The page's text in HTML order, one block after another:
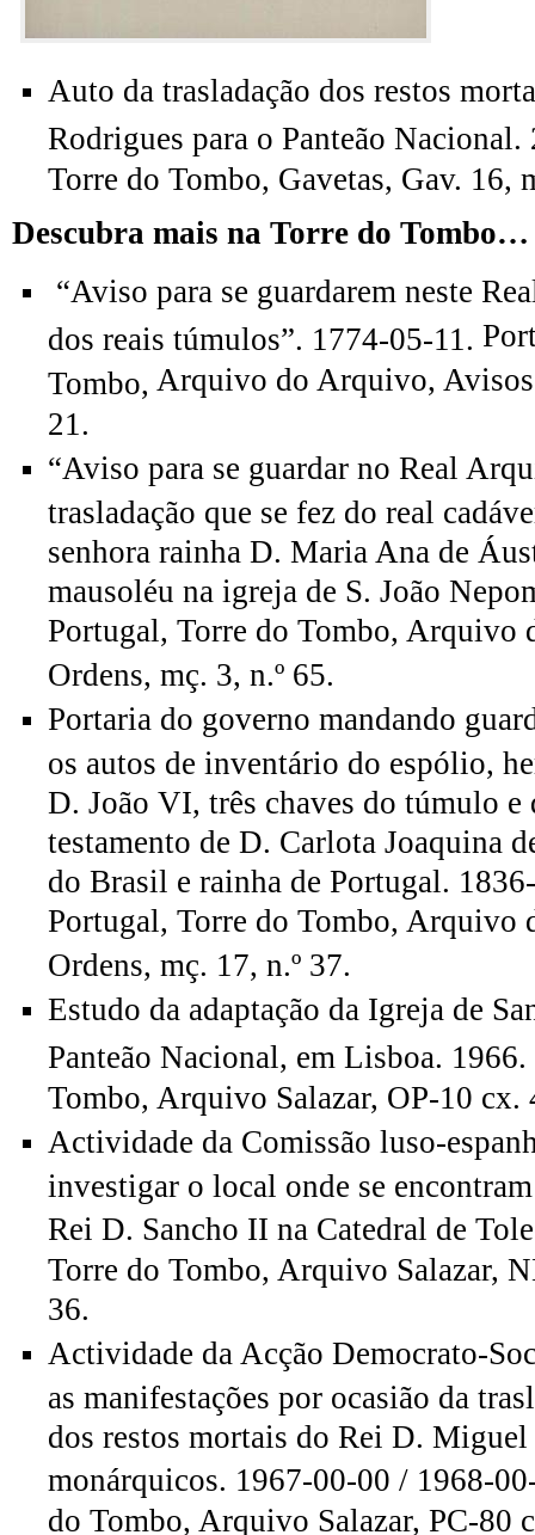
Auto da trasladação dos restos
Rodrigues para o Panteão
Torre do Tombo, Gavetas, Gav. 16,
Descubra mais na Torre do Tombo…
“Aviso para se guardarem neste
dos reais túmulos”. 1774-05-11.
Tombo, Arquivo do Arquivo, Avisos
21.
“Aviso para se guardar no Real
trasladação que se fez do real
senhora rainha D. Maria Ana de
mausoléu na igreja de S. João
Portugal, Torre do Tombo, Arquivo
Ordens, mç. 3, n.º 65.
Portaria do governo mandando
os autos de inventário do espólio,
D. João VI, três chaves do túmulo e
testamento de D. Carlota Joaquina
do Brasil e rainha de Portugal.
Portugal, Torre do Tombo, Arquivo
Ordens, mç. 17, n.º 37.
Estudo da adaptação da Igreja de
Panteão Nacional, em Lisboa. 1966.
Tombo, Arquivo Salazar, OP-10 cx.
Actividade da Comissão luso-
investigar o local onde se
Rei D. Sancho II na Catedral de
Torre do Tombo, Arquivo Salazar,
36.
Actividade da Acção Democrato-
as manifestações por ocasião da
dos restos mortais do Rei D.
monárquicos. 1967-00-00 / 1968-
do Tombo, Arquivo Salazar, PC-80